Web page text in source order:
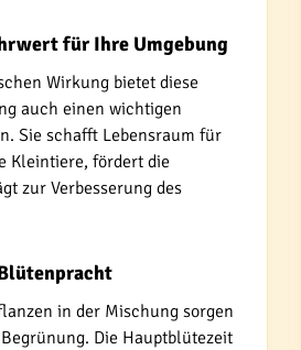
für Ihre Umgebung
Wirkung bietet diese
auch einen wichtigen
Sie schafft Lebensraum für
Kleintiere, fördert die
zur Verbesserung des
in der Mischung sorgen
Die Hauptblütezeit